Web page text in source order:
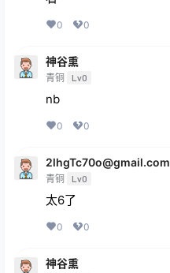
0 0
神谷熏
青铜 Lv0
nb
0 0
2lhgTc70o@gmail.com
青铜 Lv0
太6了
0 0
神谷熏